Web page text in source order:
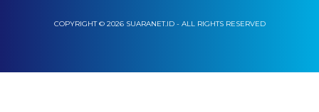
COPYRIGHT © 2026 SUARANET.ID - ALL RIGHTS RESERVED